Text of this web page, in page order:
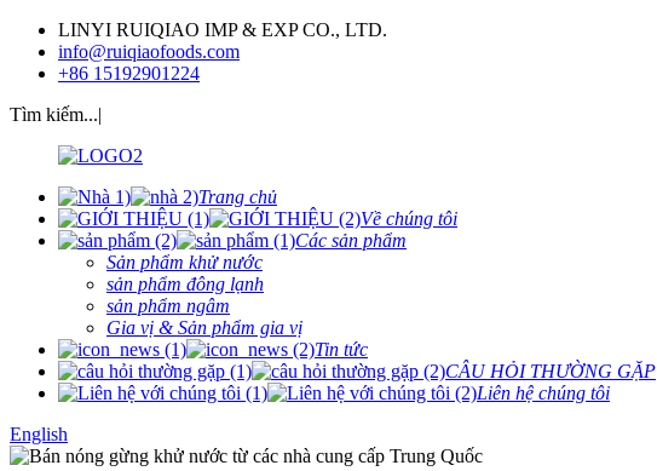
LINYI RUIQIAO IMP & EXP CO., LTD.
info@ruiqiaofoods.com
+86 15192901224
Tìm kiếm...|
Trang chủ
Về chúng tôi
Các sản phẩm
Sản phẩm khử nước
sản phẩm đông lạnh
sản phẩm ngâm
Gia vị & Sản phẩm gia vị
Tin tức
CÂU HỎI THƯỜNG GẶP
Liên hệ chúng tôi
English